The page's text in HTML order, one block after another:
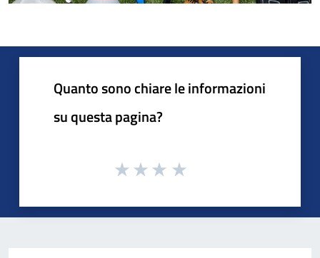
Quanto sono chiare le informazioni
su questa pagina?